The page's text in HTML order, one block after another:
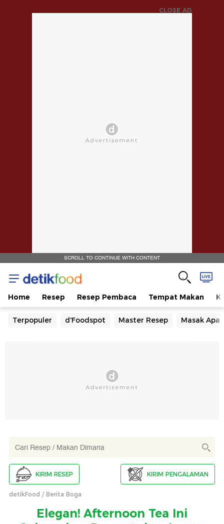
CLOSE AD
SCROLL TO CONTINUE WITH CONTENT
Home Resep Resep Pembaca Tempat Makan
Terpopuler d'Foodspot Master Resep Masak Apa
KIRIM RESEP KIRIM PENGALAMAN
detikFood Berita Boga
Elegan! Afternoon Tea Ini